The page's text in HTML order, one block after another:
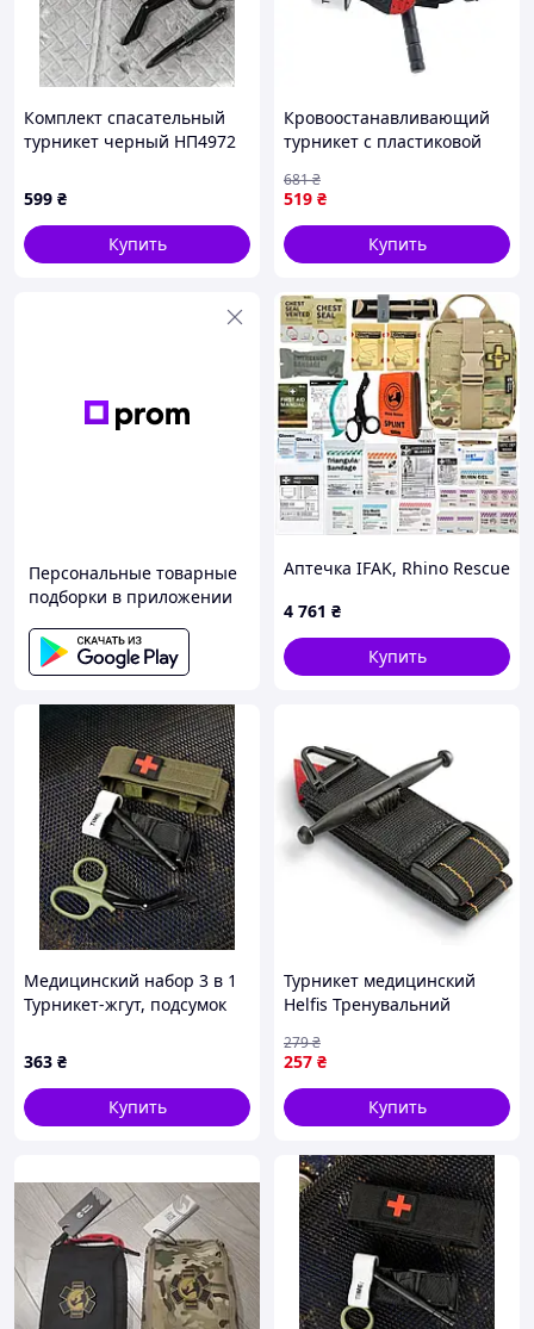
Комплект спасательный
турникет черный НП4972
599 ₴
Купить
Кровоостанавливающий
турникет с пластиковой
38х95 см CAT
CombatApplicationTourniquet
DBUY Кровоспинний
519 ₴
681₴
Купить
Персональные товарные
подборки в приложении
Аптечка IFAK, Rhino Rescue
4 761 ₴
Купить
Медицинский набор 3 в 1
Турникет-жгут, подсумок
тактические медицинские
ножницы EMT олива
ВТ5411
363 ₴
Купить
Турникет медицинский
Helfis Тренувальний
Доступный
257 ₴
279₴
Купить